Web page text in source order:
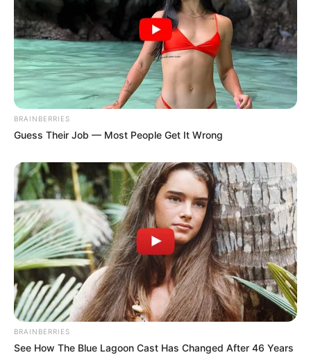
BRAINBERRIES
Guess Their Job — Most People Get It Wrong
BRAINBERRIES
See How The Blue Lagoon Cast Has Changed After 46 Years